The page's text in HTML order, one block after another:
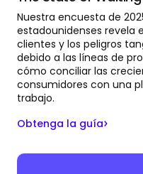
Nuestra encuesta de
estadounidenses revela
clientes y los peligros
debido a las líneas de
cómo conciliar las
consumidores con una
trabajo.
Obtenga la guía